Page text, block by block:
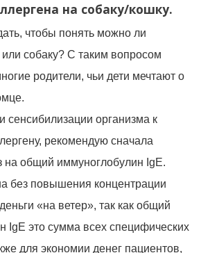
на собаку/кошку.
чтобы понять можно ли
или собаку? С таким вопросом
родители, чьи дети мечтают о
сенсибилизации организма к
рекомендую сначала
на общий иммуноглобулин IgE.
без повышения концентрации
«на ветер», так как общий
IgE это сумма всех специфических
для экономии денег пациентов,